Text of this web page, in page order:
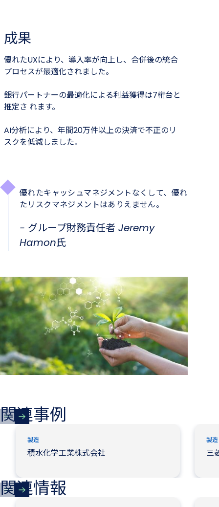
成果
優れたUXにより、導入率が向上し、合併後の統合
プロセスが最適化されました。
銀行パートナーの最適化による利益獲得は7桁台と
推定さ れます。
AI分析により、年間20万件以上の決済で不正のリ
スクを低減しました。
優れたキャッシュマネジメントなくして、優れ
たリスクマネジメントはありえません。
- グループ財務責任者 Jeremy
Hamon氏
関連事例
製造
積水化学工業株式会社
製造
三
関連情報